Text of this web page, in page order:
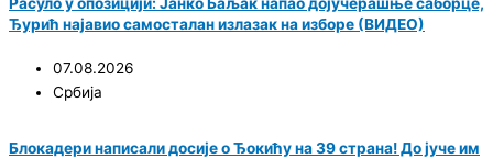
Расуло у опозицији: Јанко Баљак напао дојучерашње саборце,
Ђурић најавио самосталан излазак на изборе (ВИДЕО)
07.08.2026
Србија
Блокадери написали досије о Ђокићу на 39 страна! До јуче им